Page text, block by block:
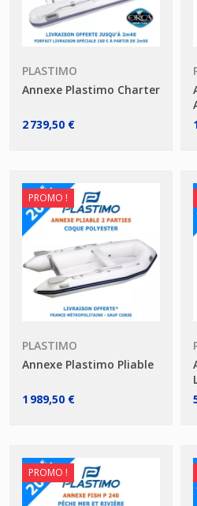
PLASTIMO
Annexe Plastimo Charter
2 739,50 €
PROMO !
PLASTIMO
Annexe Plastimo Pliable
1 989,50 €
PROMO !